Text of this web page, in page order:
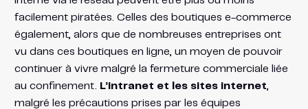
facilement piratées. Celles des boutiques e-commerce
également, alors que de nombreuses entreprises ont
vu dans ces boutiques en ligne, un moyen de pouvoir
continuer à vivre malgré la fermeture commerciale liée
au confinement.
L’intranet et les sites internet
malgré les précautions prises par les équipes